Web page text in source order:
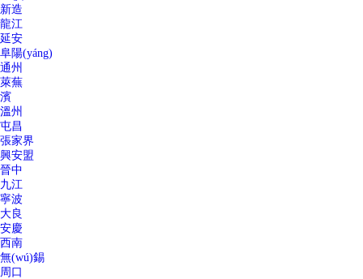
新造
龍江
延安
阜陽(yáng)
通州
萊蕪
濱
溫州
屯昌
張家界
興安盟
晉中
九江
寧波
大良
安慶
西南
無(wú)錫
周口